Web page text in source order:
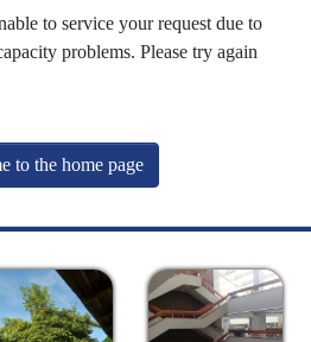
to service your request due to
problems. Please try again
to the home page